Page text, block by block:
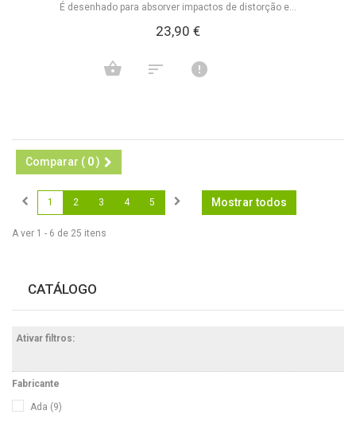
É desenhado para absorver impactos de distorção e...
23,90 €
Comparar ( 0)
Mostrar todos
1 2 3 4 5
A ver 1 - 6 de 25 itens
CATÁLOGO
Ativar filtros:
Fabricante
Ada (9)